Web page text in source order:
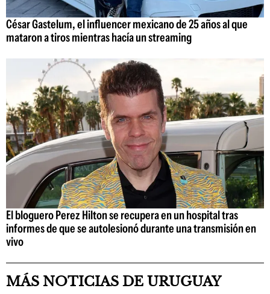
César Gastelum, el influencer mexicano de 25 años al que
mataron a tiros mientras hacía un streaming
El bloguero Perez Hilton se recupera en un hospital tras
informes de que se autolesionó durante una transmisión en
vivo
MÁS NOTICIAS DE URUGUAY